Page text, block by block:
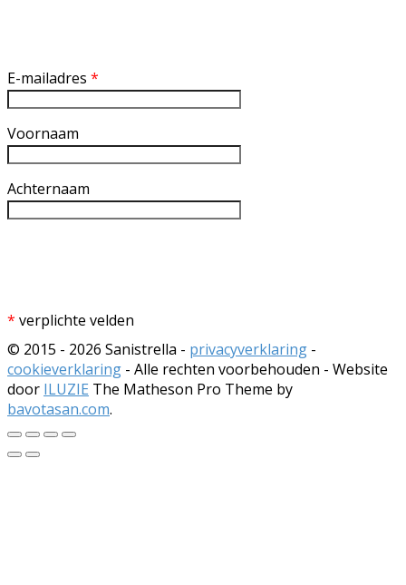
E-mailadres *
Voornaam
Achternaam
* verplichte velden
© 2015 - 2026 Sanistrella - privacyverklaring -
cookieverklaring - Alle rechten voorbehouden - Website
door ILUZIE The Matheson Pro Theme by
bavotasan.com.